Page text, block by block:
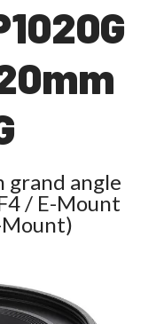
grand angle
/ E-Mount
Mount)